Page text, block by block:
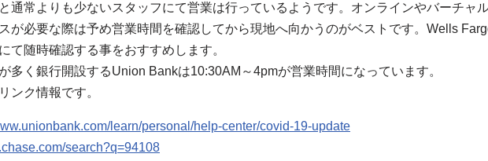
通常よりも少ないスタッフにて営業は行っているようです。オンラインやバーチャ
が必要な際は予め営業時間を確認してから現地へ向かうのがベストです。Wells
て随時確認する事をおすすめします。
多く銀行開設するUnion Bankは10:30AM～4pmが営業時間になっています。
ンク情報です。
learn/personal/help-center/covid-19-update
search?q=94108